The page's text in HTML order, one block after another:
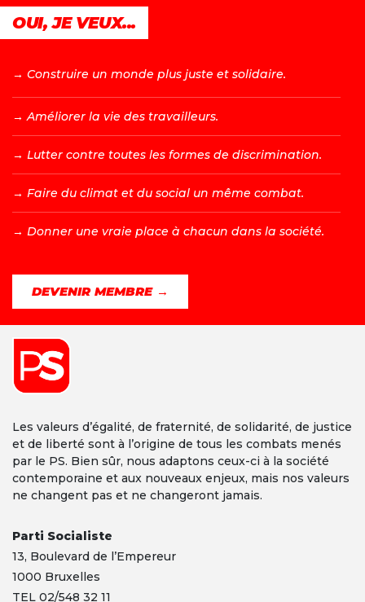
Les valeurs d’égalité, de fraternité, de solidarité, de justice
et de liberté sont à l’origine de tous les combats menés
par le PS. Bien sûr, nous adaptons ceux-ci à la société
contemporaine et aux nouveaux enjeux, mais nos valeurs
ne changent pas et ne changeront jamais.
Parti Socialiste
13, Boulevard de l’Empereur
1000 Bruxelles
TEL 02/548 32 11
OUI, JE VEUX...
→ Construire un monde plus juste et solidaire.
→ Améliorer la vie des travailleurs.
→ Lutter contre toutes les formes de discrimination.
→ Faire du climat et du social un même combat.
→ Donner une vraie place à chacun dans la société.
DEVENIR MEMBRE →